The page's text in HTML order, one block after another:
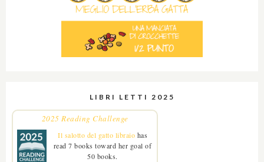
LIBRI LETTI 2025
2025 Reading Challenge
Il salotto del gatto libraio has
read 7 books toward her goal of
50 books.